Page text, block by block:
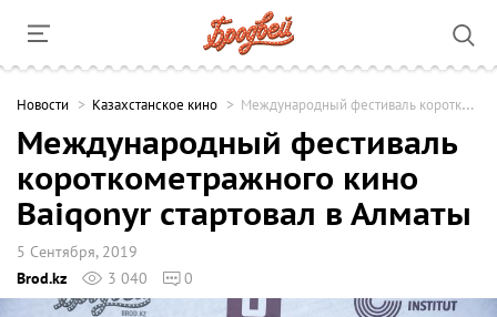
Новости Казахстанское кино Международный фестиваль короткометражного кино Baiqonyr стартовал в Алматы
Международный фестиваль
короткометражного кино
Baiqonyr стартовал в Алматы
5 Сентября, 2019
Brod.kz
3 040 0